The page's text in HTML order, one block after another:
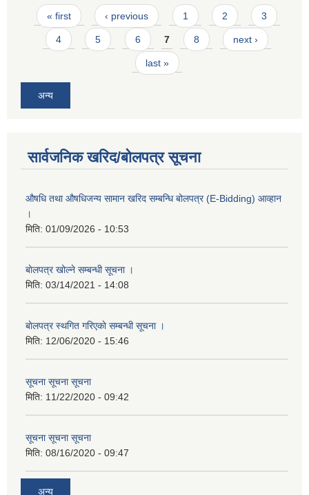
Pages
« first ‹ previous 1 2 3
4 5 6 7 8 next ›
last »
अन्य
सार्वजनिक खरिद/बोलपत्र सूचना
औषधि तथा औषधिजन्य सामान खरिद सम्बन्धि बोलपत्र (E-Bidding) आव्हान
।
मिति: 01/09/2026 - 10:53
बाेलपत्र खोल्ने सम्बन्धी सूचना ।
मिति: 03/14/2021 - 14:08
बाेलपत्र स्थगित गरिएकाे सम्बन्धी सूचना ।
मिति: 12/06/2020 - 15:46
सूचना सूचना सूचना
मिति: 11/22/2020 - 09:42
सूचना सूचना सूचना
मिति: 08/16/2020 - 09:47
अन्य